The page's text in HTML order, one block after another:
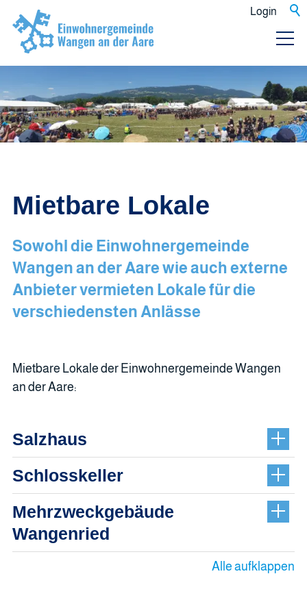
Login
Mietbare Lokale
Sowohl die Einwohnergemeinde
Wangen an der Aare wie auch externe
Anbieter vermieten Lokale für die
verschiedensten Anlässe
Mietbare Lokale der Einwohnergemeinde Wangen
an der Aare:
Salzhaus
Schlosskeller
Mehrzweckgebäude
Wangenried
Alle aufklappen